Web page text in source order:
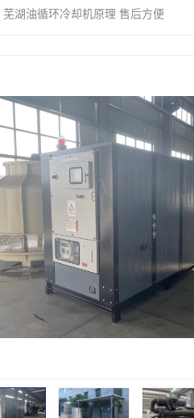
芜湖油循环冷却机原理 售后方便